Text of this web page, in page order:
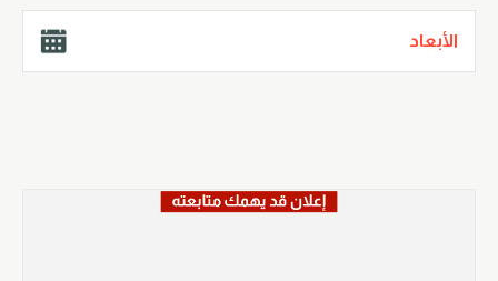
الأبعاد